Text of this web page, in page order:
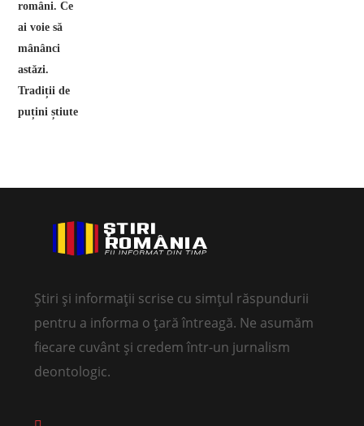
Știri și informații scrise cu simțul răspundurii
pentru a informa o țară întreagă. Ne asumăm
fiecare cuvânt și credem într-un jurnalism
deontologic.